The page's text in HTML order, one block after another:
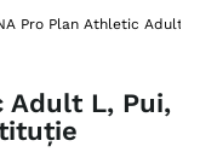
Pro Plan Athletic Adult
Adult L, Pui,